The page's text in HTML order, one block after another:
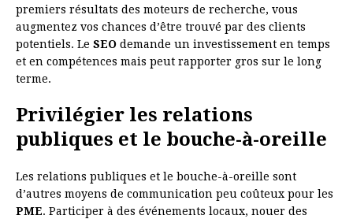
premiers résultats des moteurs de recherche, vous
augmentez vos chances d’être trouvé par des clients
potentiels. Le SEO demande un investissement en temps
et en compétences mais peut rapporter gros sur le long
terme.
Privilégier les relations
publiques et le bouche-à-oreille
Les relations publiques et le bouche-à-oreille sont
d’autres moyens de communication peu coûteux pour les
PME. Participer à des événements locaux, nouer des